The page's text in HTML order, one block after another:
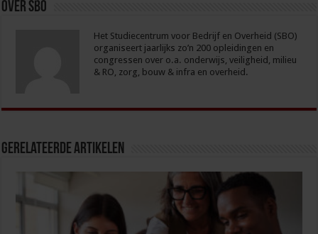
Over sbo
Het Studiecentrum voor Bedrijf en Overheid (SBO)
organiseert jaarlijks zo’n 200 opleidingen en
congressen over o.a. onderwijs, veiligheid, milieu
& RO, zorg, bouw & infra en overheid.
Gerelateerde Artikelen